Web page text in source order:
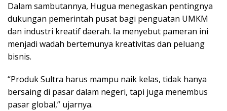
Dalam sambutannya, Hugua menegaskan pentingnya
dukungan pemerintah pusat bagi penguatan UMKM
dan industri kreatif daerah. Ia menyebut pameran ini
menjadi wadah bertemunya kreativitas dan peluang
bisnis.
“Produk Sultra harus mampu naik kelas, tidak hanya
bersaing di pasar dalam negeri, tapi juga menembus
pasar global,” ujarnya.